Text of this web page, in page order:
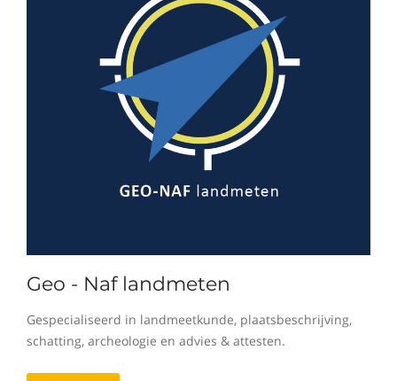
Geo - Naf landmeten
Gespecialiseerd in landmeetkunde, plaatsbeschrijving,
schatting, archeologie en advies & attesten.